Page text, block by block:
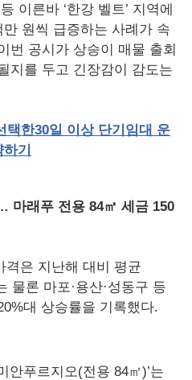
이른바 ‘한강 벨트’ 지역에
원씩 급증하는 사례가 속
번 공시가 상승이 매물 출회
지를 두고 긴장감이 감도는
택한30일 이상 단기임대 운
기
마래푸 전용 84㎡ 세금 150
격은 지난해 대비 평균
물론 마포·용산·성동구 등
대 상승률을 기록했다.
안푸르지오(전용 84㎡)’는